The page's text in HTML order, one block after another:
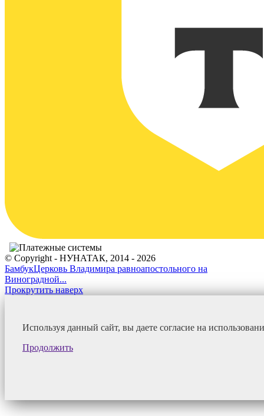
© Copyright - НУНАТАК, 2014 - 2026
БамбукЦерковь Владимира равноапостольного на
Виноградной...
Прокрутить наверх
Используя данный сайт, вы даете согласие на
Продолжить